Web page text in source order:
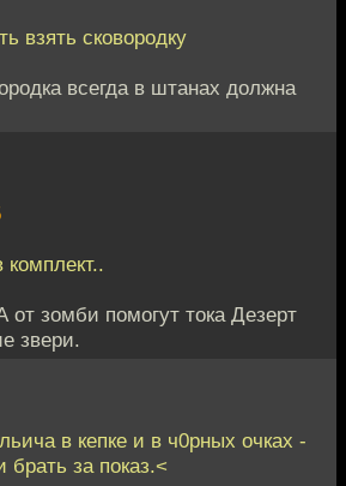
взять сковородку
всегда в штанах должна
от зомби помогут тока Дезерт
звери.
в кепке и в ч0рных очках -
за показ.<